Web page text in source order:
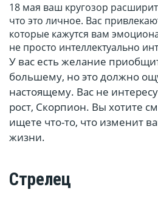
18 мая ваш кругозор
что это личное. Вас
которые кажутся вам
не просто интеллектуально
У вас есть желание
большему, но это должно
настоящему. Вас не
рост, Скорпион. Вы хотите
ищете что-то, что изменит
жизни.
Стрелец